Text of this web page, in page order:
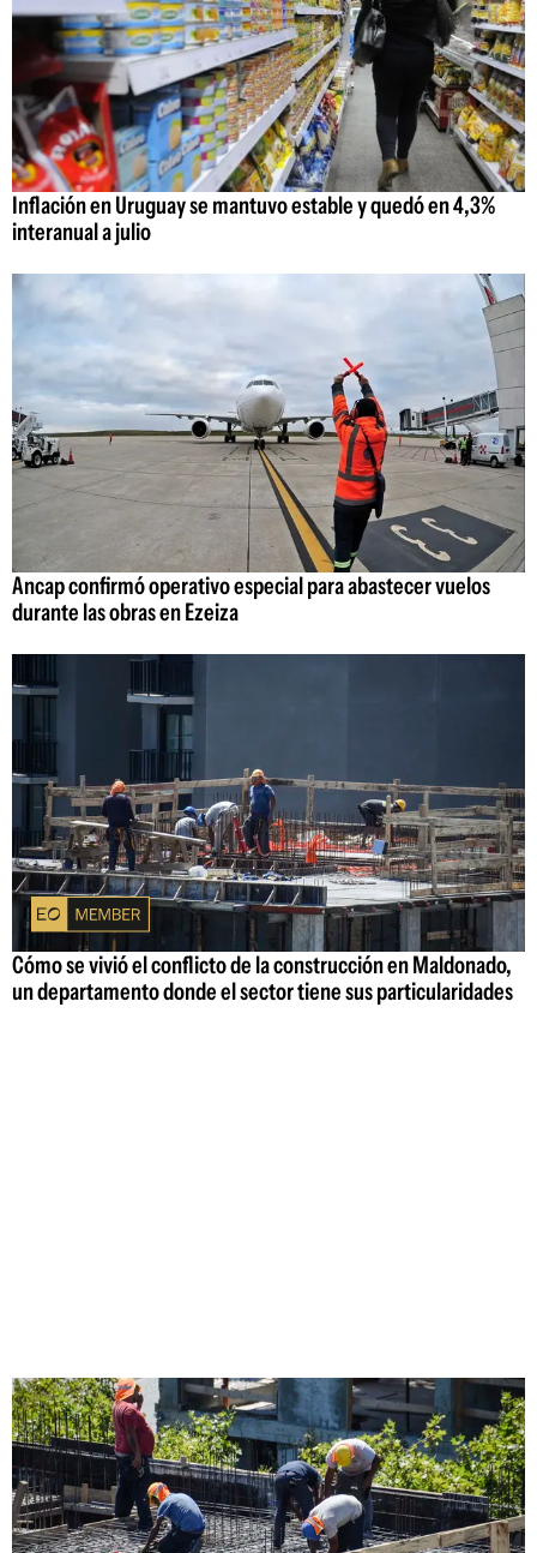
Inflación en Uruguay se mantuvo estable y quedó en 4,3%
interanual a julio
Ancap confirmó operativo especial para abastecer vuelos
durante las obras en Ezeiza
Cómo se vivió el conflicto de la construcción en Maldonado,
un departamento donde el sector tiene sus particularidades